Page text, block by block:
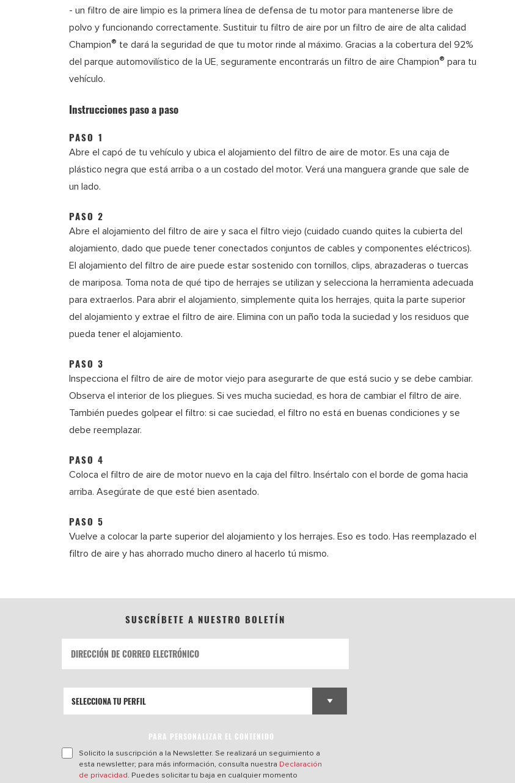
- un filtro de aire limpio es la primera línea de defensa de tu motor para mantenerse libre de
polvo y funcionando correctamente. Sustituir tu filtro de aire por un filtro de aire de alta calidad
Champion® te dará la seguridad de que tu motor rinde al máximo. Gracias a la cobertura del 92%
del parque automovilístico de la UE, seguramente encontrarás un filtro de aire Champion® para tu
vehículo.
Instrucciones paso a paso
PASO 1
Abre el capó de tu vehículo y ubica el alojamiento del filtro de aire de motor. Es una caja de
plástico negra que está arriba o a un costado del motor. Verá una manguera grande que sale de
un lado.
PASO 2
Abre el alojamiento del filtro de aire y saca el filtro viejo (cuidado cuando quites la cubierta del
alojamiento, dado que puede tener conectados conjuntos de cables y componentes eléctricos).
El alojamiento del filtro de aire puede estar sostenido con tornillos, clips, abrazaderas o tuercas
de mariposa. Toma nota de qué tipo de herrajes se utilizan y selecciona la herramienta adecuada
para extraerlos. Para abrir el alojamiento, simplemente quita los herrajes, quita la parte superior
del alojamiento y extrae el filtro de aire. Elimina con un paño toda la suciedad y los residuos que
pueda tener el alojamiento.
PASO 3
Inspecciona el filtro de aire de motor viejo para asegurarte de que está sucio y se debe cambiar.
Observa el interior de los pliegues. Si ves mucha suciedad, es hora de cambiar el filtro de aire.
También puedes golpear el filtro: si cae suciedad, el filtro no está en buenas condiciones y se
debe reemplazar.
PASO 4
Coloca el filtro de aire de motor nuevo en la caja del filtro. Insértalo con el borde de goma hacia
arriba. Asegúrate de que esté bien asentado.
PASO 5
Vuelve a colocar la parte superior del alojamiento y los herrajes. Eso es todo. Has reemplazado el
filtro de aire y has ahorrado mucho dinero al hacerlo tú mismo.
SUSCRÍBETE A NUESTRO BOLETÍN
PARA PERSONALIZAR EL CONTENIDO
Solicito la suscripción a la Newsletter. Se realizará un seguimiento a
esta newsletter; para más información, consulta nuestra Declaración
de privacidad. Puedes solicitar tu baja en cualquier momento